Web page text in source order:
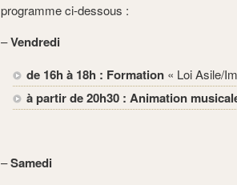
programme ci-dessous :
–Vendredi
de 16h à 18h : Formation « Loi Asile/
à partir de 20h30 : Animation
–Samedi